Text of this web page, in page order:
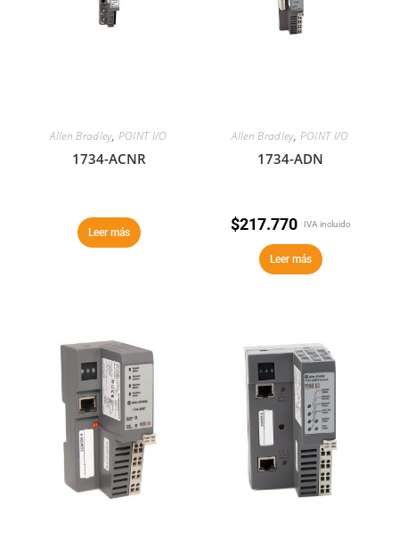
Allen Bradley, POINT I/O
1734-ACNR
Leer más
Allen Bradley, POINT I/O
1734-ADN
$217.770 IVA incluido
Leer más